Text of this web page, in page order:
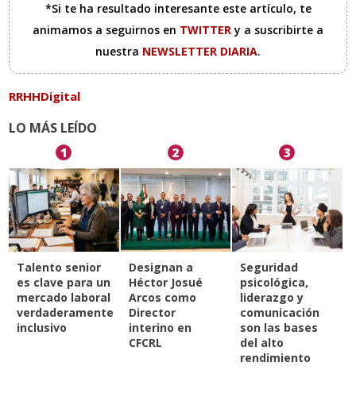
*Si te ha resultado interesante este artículo, te
animamos a seguirnos en TWITTERy a suscribirte a
nuestra NEWSLETTER DIARIA.
RRHHDigital
LO MÁS LEÍDO
1
Talento senior
es clave para un
mercado laboral
verdaderamente
inclusivo
2
Designan a
Héctor Josué
Arcos como
Director
interino en
CFCRL
3
Seguridad
psicológica,
liderazgo y
comunicación
son las bases
del alto
rendimiento